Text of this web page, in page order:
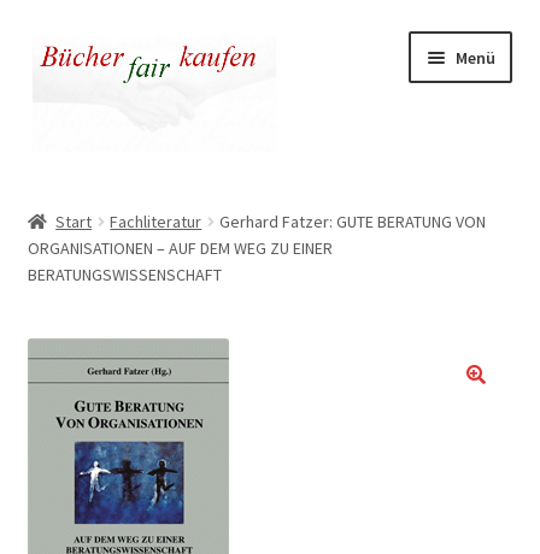
Zur
Navigation
Zum
Inhalt
Menü
Kasse
Warum fair kaufen
Start Fachliteratur
Gerhard Fatzer: GUTE BERATUNG VON
ORGANISATIONEN – AUF DEM WEG ZU EINER
BERATUNGSWISSENSCHAFT